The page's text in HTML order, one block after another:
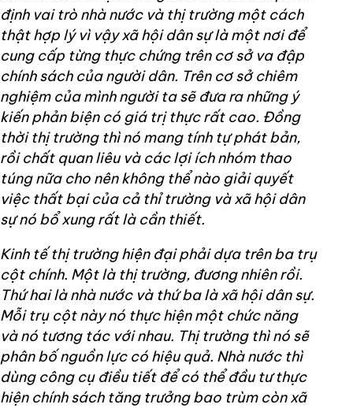
định vai trò nhà nước và thị trường một cách
thật hợp lý vì vậy xã hội dân sự là một nơi để
cung cấp từng thực chứng trên cơ sở va đập
chính sách của người dân. Trên cơ sở chiêm
nghiệm của mình người ta sẽ đưa ra những ý
kiến phản biện có giá trị thực rất cao. Đồng
thời thị trường thì nó mang tính tự phát bản,
rồi chất quan liêu và các lợi ích nhóm thao
túng nữa cho nên không thể nào giải quyết
việc thất bại của cả thỉ trường và xã hội dân
sự nó bổ xung rất là cần thiết.
Kinh tế thị trường hiện đại phải dựa trên ba trụ
cột chính. Một là thị trường, đương nhiên rồi.
Thứ hai là nhà nước và thứ ba là xã hội dân sự.
Mỗi trụ cột này nó thực hiện một chức năng
và nó tương tác với nhau. Thị trường thì nó sẽ
phân bố nguồn lực có hiệu quả. Nhà nước thì
dùng công cụ điều tiết để có thể đầu tư thực
hiện chính sách tăng trưởng bao trùm còn xã